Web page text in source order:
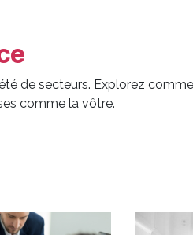
de secteurs. Explorez
comme la vôtre.